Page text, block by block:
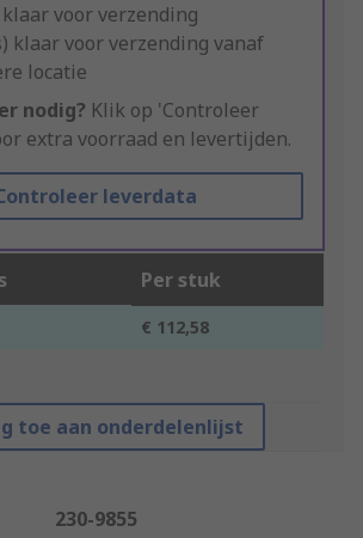
voor verzending
klaar voor verzending vanaf
locatie
nodig? Klik op 'Controleer
extra voorraad en levertijden.
leverdata
Per stuk
€ 112,58
toe aan onderdelenlijst
230-9855